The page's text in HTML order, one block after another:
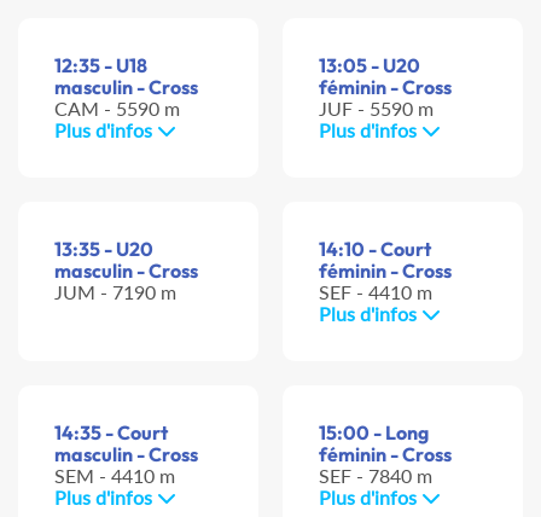
12:35 - U18
masculin - Cross
CAM - 5590 m
Plus d'infos
13:05 - U20
féminin - Cross
JUF - 5590 m
Plus d'infos
13:35 - U20
masculin - Cross
JUM - 7190 m
14:10 - Court
féminin - Cross
SEF - 4410 m
Plus d'infos
14:35 - Court
masculin - Cross
SEM - 4410 m
Plus d'infos
15:00 - Long
féminin - Cross
SEF - 7840 m
Plus d'infos